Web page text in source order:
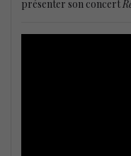
présenter son concert